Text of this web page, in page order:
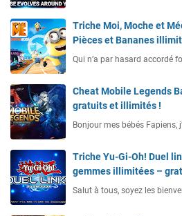
Triche Moi, Moche et
Pièces et Bananes
Qui n’a par hasard accordé
Cheat Mobile Legends
gratuits et illimités !
Bonjour mes bébés Fapiens,
Triche Yu-Gi-Oh! Duel
gemmes illimitées –
Salut à tous, soyez les